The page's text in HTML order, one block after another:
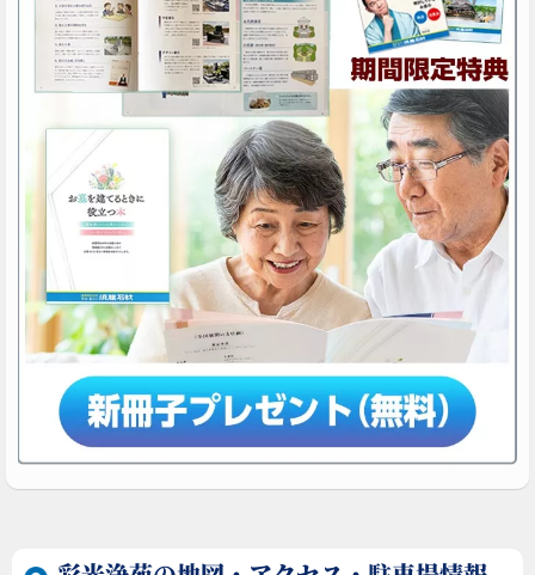
池袋駅地下通路C6出口の目の前です。旧マルイ・シ
ティの向かいにあたりお買い物にも便利な立地です。